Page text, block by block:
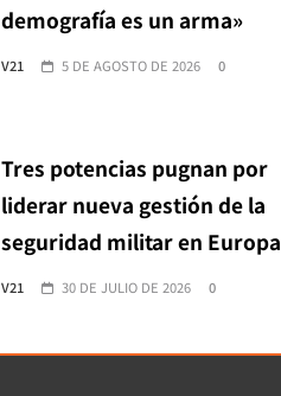
demografía es un arma»
V21 5 DE AGOSTO DE 2026 0
Tres potencias pugnan por
liderar nueva gestión de la
seguridad militar en Europa
V21 30 DE JULIO DE 2026 0